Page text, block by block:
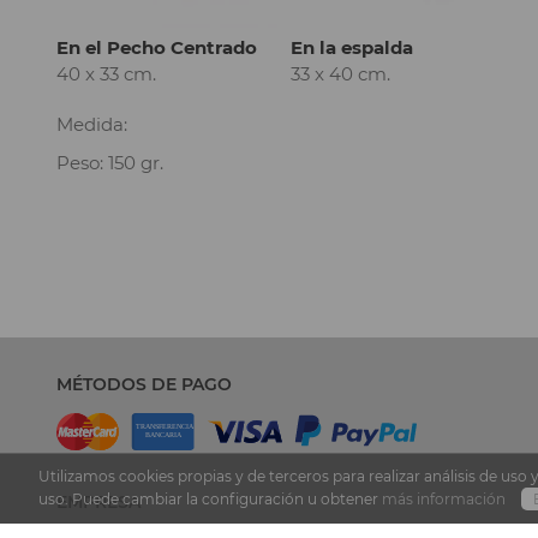
En el Pecho Centrado
40 x 33 cm.
En la espalda
33 x 40 cm.
Medida:
Peso: 150 gr.
MÉTODOS DE PAGO
EMPRESA
Utilizamos cookies propias y de terceros para realizar análisis de
uso. Puede cambiar la configuración u obtener más información